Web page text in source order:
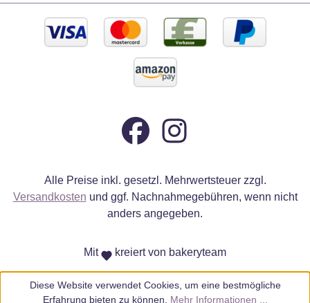
Alle Preise inkl. gesetzl. Mehrwertsteuer zzgl.
Versandkosten und ggf. Nachnahmegebühren, wenn nicht
anders angegeben.
Mit kreiert von bakeryteam
Diese Website verwendet Cookies, um eine bestmögliche
Erfahrung bieten zu können. Mehr Informationen ...